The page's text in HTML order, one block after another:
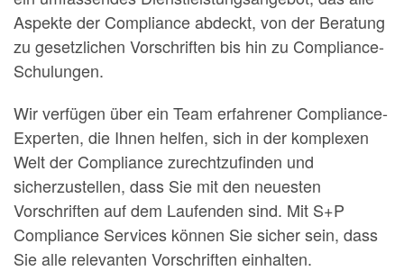
Aspekte der Compliance abdeckt, von der Beratung
zu gesetzlichen Vorschriften bis hin zu Compliance-
Schulungen.
Wir verfügen über ein Team erfahrener Compliance-
Experten, die Ihnen helfen, sich in der komplexen
Welt der Compliance zurechtzufinden und
sicherzustellen, dass Sie mit den neuesten
Vorschriften auf dem Laufenden sind. Mit S+P
Compliance Services können Sie sicher sein, dass
Sie alle relevanten Vorschriften einhalten.